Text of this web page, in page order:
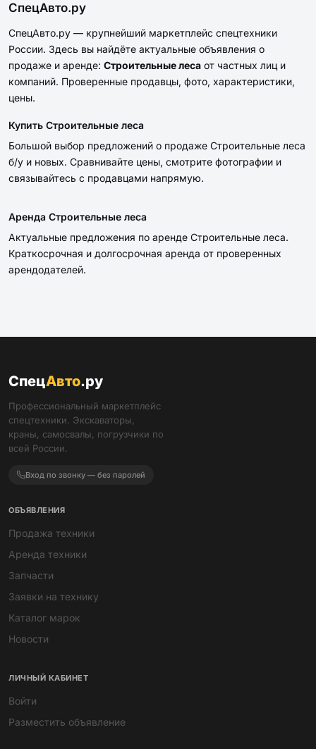
СпецАвто.ру
СпецАвто.ру — крупнейший маркетплейс спецтехники
России. Здесь вы найдёте актуальные объявления о
продаже и аренде: Строительные леса от частных лиц и
компаний. Проверенные продавцы, фото, характеристики,
цены.
Купить Строительные леса
Большой выбор предложений о продаже Строительные леса
б/у и новых. Сравнивайте цены, смотрите фотографии и
связывайтесь с продавцами напрямую.
Аренда Строительные леса
Актуальные предложения по аренде Строительные леса.
Краткосрочная и долгосрочная аренда от проверенных
арендодателей.
СпецАвто.ру
Профессиональный маркетплейс
спецтехники. Экскаваторы,
краны, самосвалы, погрузчики по
всей России.
Вход по звонку — без паролей
ОБЪЯВЛЕНИЯ
Продажа техники
Аренда техники
Запчасти
Заявки на технику
Каталог марок
Новости
ЛИЧНЫЙ КАБИНЕТ
Войти
Разместить объявление